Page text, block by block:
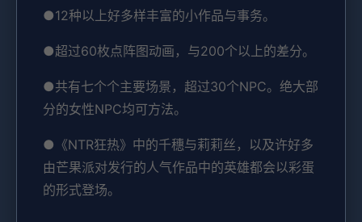
●12种以上好多样丰富的小作品与事务。
●超过60枚点阵图动画，与200个以上的差分。
●共有七个个主要场景，超过30个NPC。绝大部
分的女性NPC均可方法。
●《NTR狂热》中的千穗与莉莉丝，以及许好多
由芒果派对发行的人气作品中的英雄都会以彩蛋
的形式登场。